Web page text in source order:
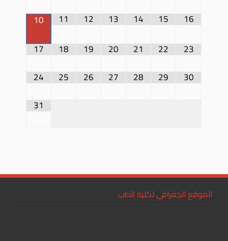
10
11 12 13 14 15
16
17
18 19 20 21 22
23
24
25 26 27 28 29
30
31
الموقع الجغرافي لكلية الطب